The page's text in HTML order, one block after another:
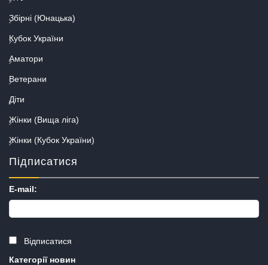
Збірні (Юнацька)
Кубок України
Аматори
Ветерани
Діти
Жінки (Вища ліга)
Жінки (Кубок України)
Підписатися
E-mail:
Відписатися
Категорії новин